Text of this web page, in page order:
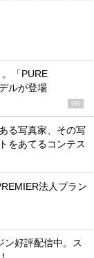
。「PURE
ルが登場
PR
る写真家、その写
をあてるコンテス
法人プラン
ン好評配信中。ス